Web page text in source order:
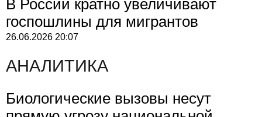
В России кратно увеличивают
госпошлины для мигрантов
26.06.2026 20:07
АНАЛИТИКА
Биологические вызовы несут